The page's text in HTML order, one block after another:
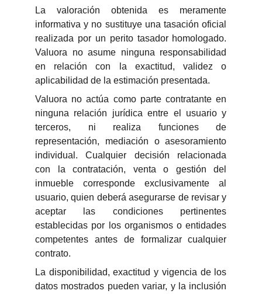
La valoración obtenida es meramente
informativa y no sustituye una tasación oficial
realizada por un perito tasador homologado.
Valuora no asume ninguna responsabilidad
en relación con la exactitud, validez o
aplicabilidad de la estimación presentada.
Valuora no actúa como parte contratante en
ninguna relación jurídica entre el usuario y
terceros, ni realiza funciones de
representación, mediación o asesoramiento
individual. Cualquier decisión relacionada
con la contratación, venta o gestión del
inmueble corresponde exclusivamente al
usuario, quien deberá asegurarse de revisar y
aceptar las condiciones pertinentes
establecidas por los organismos o entidades
competentes antes de formalizar cualquier
contrato.
La disponibilidad, exactitud y vigencia de los
datos mostrados pueden variar, y la inclusión